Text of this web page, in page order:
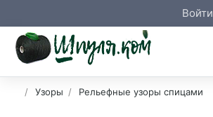
Войти
Узоры Рельефные узоры спицами